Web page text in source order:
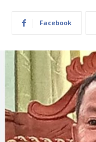
Facebook